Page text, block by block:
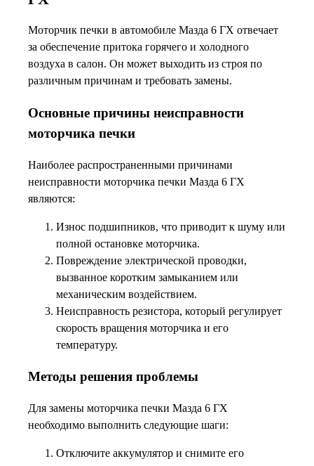
Моторчик печки в автомобиле Мазда 6 ГХ отвечает
за обеспечение притока горячего и холодного
воздуха в салон. Он может выходить из строя по
различным причинам и требовать замены.
Основные причины неисправности
моторчика печки
Наиболее распространенными причинами
неисправности моторчика печки Мазда 6 ГХ
являются:
Износ подшипников, что приводит к шуму или
полной остановке моторчика.
Повреждение электрической проводки,
вызванное коротким замыканием или
механическим воздействием.
Неисправность резистора, который регулирует
скорость вращения моторчика и его
температуру.
Методы решения проблемы
Для замены моторчика печки Мазда 6 ГХ
необходимо выполнить следующие шаги:
Отключите аккумулятор и снимите его